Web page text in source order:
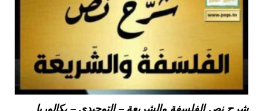
شرح نص الفلسفة والشريعة – التوحيدي – بكالوريا